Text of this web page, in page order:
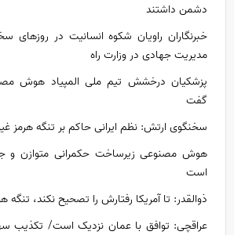
دشمن داشتند
خبرنگاران راویان شکوه انسانیت در روز‌های
مدیریت جهادی در وزارت راه
پزشکیان درخشش تیم ملی المپیاد هوش
گفت
سخنگوی ارتش: نظم ایرانی حاکم بر تنگه هرمز
هوش مصنوعی زیرساخت حکمرانی متوازن و
است
ذوالقدر: تا آمریکا رفتارش را تصحیح نکند، تنگه